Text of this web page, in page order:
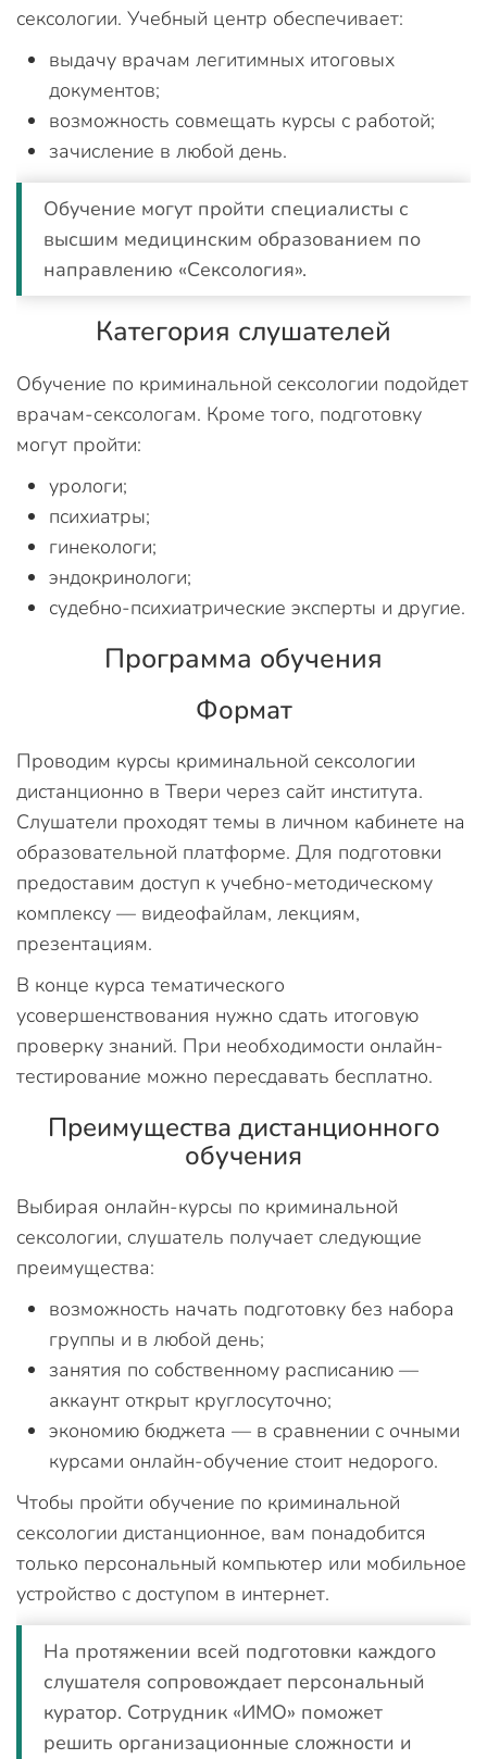
сексологии. Учебный центр обеспечивает:
выдачу врачам легитимных итоговых
документов;
возможность совмещать курсы с работой;
зачисление в любой день.
Обучение могут пройти специалисты с
высшим медицинским образованием по
направлению «Сексология».
Категория слушателей
Обучение по криминальной сексологии подойдет
врачам-сексологам. Кроме того, подготовку
могут пройти:
урологи;
психиатры;
гинекологи;
эндокринологи;
судебно-психиатрические эксперты и другие.
Программа обучения
Формат
Проводим курсы криминальной сексологии
дистанционно в Твери через сайт института.
Слушатели проходят темы в личном кабинете на
образовательной платформе. Для подготовки
предоставим доступ к учебно-методическому
комплексу — видеофайлам, лекциям,
презентациям.
В конце курса тематического
усовершенствования нужно сдать итоговую
проверку знаний. При необходимости онлайн-
тестирование можно пересдавать бесплатно.
Преимущества дистанционного
обучения
Выбирая онлайн-курсы по криминальной
сексологии, слушатель получает следующие
преимущества:
возможность начать подготовку без набора
группы и в любой день;
занятия по собственному расписанию —
аккаунт открыт круглосуточно;
экономию бюджета — в сравнении с очными
курсами онлайн-обучение стоит недорого.
Чтобы пройти обучение по криминальной
сексологии дистанционное, вам понадобится
только персональный компьютер или мобильное
устройство с доступом в интернет.
На протяжении всей подготовки каждого
слушателя сопровождает персональный
куратор. Сотрудник «ИМО» поможет
решить организационные сложности и